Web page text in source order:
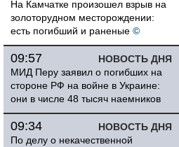
На Камчатке произошел взрыв на
золоторудном месторождении:
есть погибший и раненые ©
НОВОСТЬ ДНЯ
09:57
МИД Перу заявил о погибших на
стороне РФ на войне в Украине:
они в числе 48 тысяч наемников
НОВОСТЬ ДНЯ
09:34
По делу о некачественной